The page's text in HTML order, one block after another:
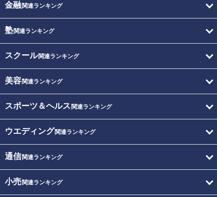
金融関連ランキング
塾関連ランキング
スクール関連ランキング
美容関連ランキング
スポーツ＆ヘルス 関連ランキング
ウエディング関連ランキング
通信関連ランキング
小売関連ランキング